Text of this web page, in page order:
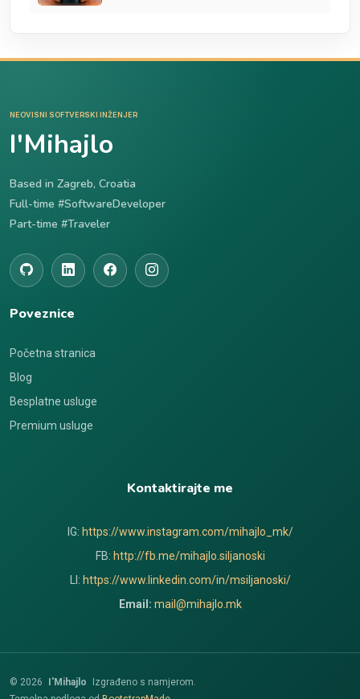
NEOVISNI SOFTVERSKI INŽENJER
I'Mihajlo
Based in Zagreb, Croatia
Full-time #SoftwareDeveloper
Part-time #Traveler
Poveznice
Početna stranica
Blog
Besplatne usluge
Premium usluge
Kontaktirajte me
IG: https://www.instagram.com/mihajlo_mk/
FB: http://fb.me/mihajlo.siljanoski
LI: https://www.linkedin.com/in/msiljanoski/
Email: mail@mihajlo.mk
© 2026 I'Mihajlo
Izgrađeno s namjerom.